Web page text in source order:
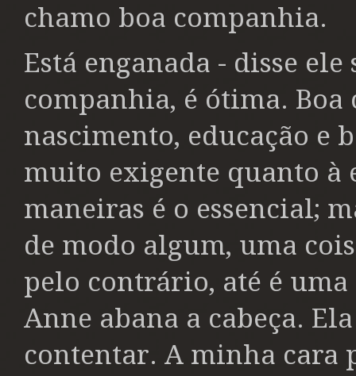
chamo boa companhia.
Está enganada - disse
companhia, é ótima.
nascimento, educação e
muito exigente quanto à
maneiras é o essencial;
de modo algum, uma
pelo contrário, até é
Anne abana a cabeça.
contentar. A minha cara